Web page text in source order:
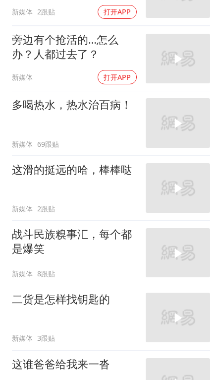
新媒体 2跟贴 打开APP
旁边有个抢活的…怎么
办？人都过去了？
新媒体 打开APP
多喝热水，热水治百病！
新媒体 69跟贴
这滑的挺远的哈，棒棒哒
新媒体 2跟贴
战斗民族糗事汇，每个都
是爆笑
新媒体 8跟贴
二货是怎样找钥匙的
新媒体 3跟贴
这谁爸爸给我来一沓